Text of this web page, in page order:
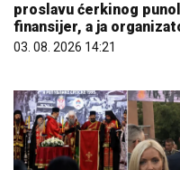
proslavu ćerkinog
finansijer, a ja
03. 08. 2026 14:21